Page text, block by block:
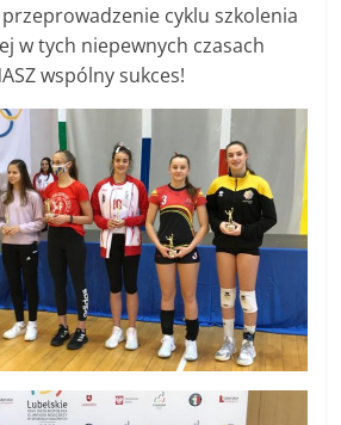
cyklu szkolenia
w tych niepewnych czasach
wspólny sukces!